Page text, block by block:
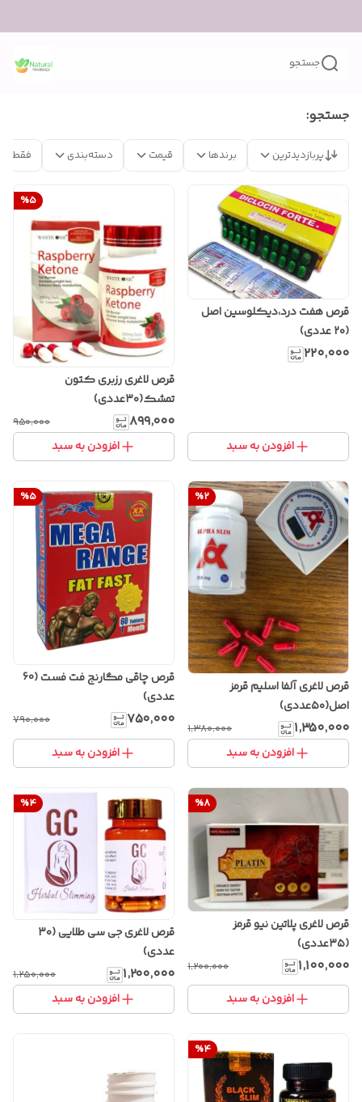
جستجو
جستجو:
پربازدیدترین برندها قیمت دسته‌بندی فقط
قرص هفت درد،دیکلوسین اصل
(۲۰ عددی)
۲۲۰٬۰۰۰
افزودن به سبد
%5
قرص لاغری رزبری کتون
تمشک(۳۰عددی)
۸۹۹٬۰۰۰ ۹۵۰٬۰۰۰
افزودن به سبد
%2
قرص لاغری آلفا اسلیم قرمز
اصل(۵۰عددی)
۱٬۳۵۰٬۰۰۰ ۱٬۳۸۰٬۰۰۰
افزودن به سبد
%5
قرص چاقی مگارنج فت فست (60
عددی)
۷۵۰٬۰۰۰ ۷۹۰٬۰۰۰
افزودن به سبد
%8
قرص لاغری پلاتین نیو قرمز
(۳۵عددی)
۱٬۱۰۰٬۰۰۰ ۱٬۲۰۰٬۰۰۰
افزودن به سبد
%4
قرص لاغری جی سی طلایی (۳۰
عددی)
۱٬۲۰۰٬۰۰۰ ۱٬۲۵۰٬۰۰۰
افزودن به سبد
%4